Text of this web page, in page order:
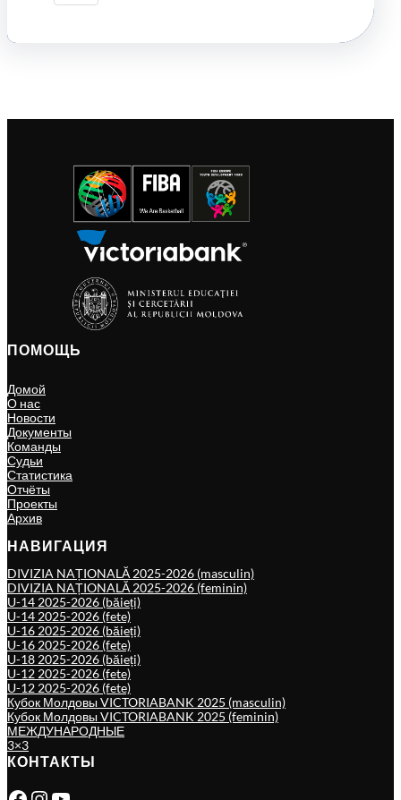
ПОМОЩЬ
Домой
О нас
Новости
Документы
Команды
Судьи
Статистика
Отчёты
Проекты
Архив
НАВИГАЦИЯ
DIVIZIA NAȚIONALĂ 2025-2026 (masculin)
DIVIZIA NAȚIONALĂ 2025-2026 (feminin)
U-14 2025-2026 (băieți)
U-14 2025-2026 (fete)
U-16 2025-2026 (băieți)
U-16 2025-2026 (fete)
U-18 2025-2026 (băieți)
U-12 2025-2026 (fete)
U-12 2025-2026 (fete)
Кубок Молдовы VICTORIABANK 2025 (masculin)
Кубок Молдовы VICTORIABANK 2025 (feminin)
МЕЖДУНАРОДНЫЕ
3×3
КОНТАКТЫ